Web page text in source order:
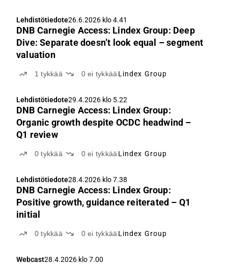
Lehdistötiedote26.6.2026 klo 4.41
DNB Carnegie Access: Lindex Group: Deep
Dive: Separate doesn’t look equal – segment
valuation
1tykkää 0ei tykkää Lindex Group
Lehdistötiedote29.4.2026 klo 5.22
DNB Carnegie Access: Lindex Group:
Organic growth despite OCDC headwind –
Q1 review
0tykkää 0ei tykkää Lindex Group
Lehdistötiedote28.4.2026 klo 7.38
DNB Carnegie Access: Lindex Group:
Positive growth, guidance reiterated – Q1
initial
0tykkää 0ei tykkää Lindex Group
Webcast28.4.2026 klo 7.00